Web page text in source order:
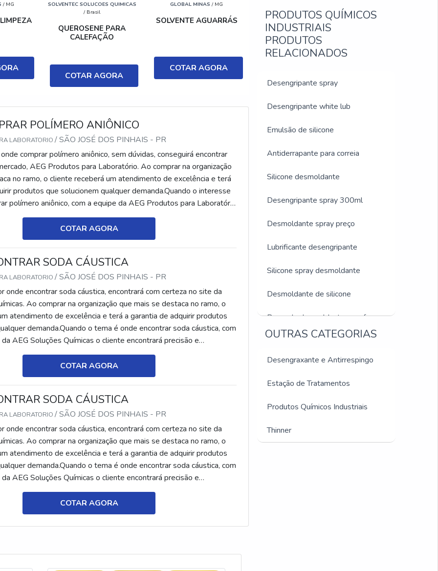
/ MG
SOLVENTEC SOLUCOES QUIMICAS
/ Brasil
QUEROSENE PARA
CALEFAÇÃO
COTAR AGORA
GLOBAL MINAS / MG
SOLVENTE AGUARRÁS
COTAR AGORA
POLÍMERO ANIÔNICO
LABORATORIO/ SÃO JOSÉ DOS PINHAIS - PR
comprar polímero aniônico, sem dúvidas, conseguirá encontrar
AEG Produtos para Laboratório. Ao comprar na organização
no ramo, o cliente receberá um atendimento de excelência e terá
produtos que solucionem qualquer demanda.Quando o interesse
polímero aniônico, com a equipe da AEG Produtos para Laboratório
pre...
COTAR AGORA
SODA CÁUSTICA
LABORATORIO/ SÃO JOSÉ DOS PINHAIS - PR
onde encontrar soda cáustica, encontrará com certeza no site da
Ao comprar na organização que mais se destaca no ramo, o
atendimento de excelência e terá a garantia de adquirir produtos
demanda.Quando o tema é onde encontrar soda cáustica, com
AEG Soluções Químicas o cliente encontrará precisão e
com o resultado final...
COTAR AGORA
SODA CÁUSTICA
LABORATORIO/ SÃO JOSÉ DOS PINHAIS - PR
onde encontrar soda cáustica, encontrará com certeza no site da
Ao comprar na organização que mais se destaca no ramo, o
atendimento de excelência e terá a garantia de adquirir produtos
demanda.Quando o tema é onde encontrar soda cáustica, com
AEG Soluções Químicas o cliente encontrará precisão e
com o resultado final...
COTAR AGORA
PRODUTOS QUÍMICOS
INDUSTRIAIS
PRODUTOS
RELACIONADOS
Desengripante spray
Desengripante white lub
Emulsão de silicone
Antiderrapante para correia
Silicone desmoldante
Desengripante spray 300ml
Desmoldante spray preço
Lubrificante desengripante
Silicone spray desmoldante
Desmoldante de silicone
Preço de desmoldante para forma
Silicone desmoldante spray
Desengripante lubrificante
OUTRAS CATEGORIAS
Desengraxante e Antirrespingo
Estação de Tratamentos
Produtos Químicos Industriais
Thinner